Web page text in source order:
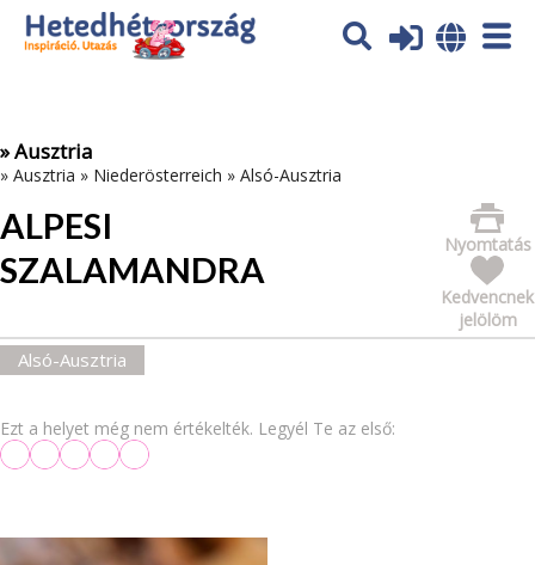
Az oldal sütiket (cookies) használ. További tájékoztatás itt:
Adatvédelmi tájékoztató
» Ausztria
» Ausztria » Niederösterreich » Alsó-Ausztria
ALPESI
SZALAMANDRA
Nyomtatás
Kedvencnek
jelölöm
Alsó-Ausztria
Ezt a helyet még nem értékelték. Legyél Te az első: